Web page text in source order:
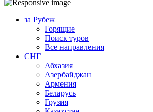
за Рубеж
Горящие
Поиск туров
Все направления
СНГ
Абхазия
Азербайджан
Армения
Беларусь
Грузия